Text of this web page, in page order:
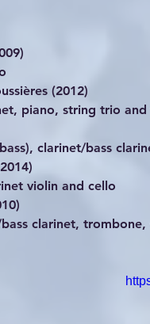
(2012)
piano, string trio
clarinet/bass
violin and cello
clarinet, trombone,